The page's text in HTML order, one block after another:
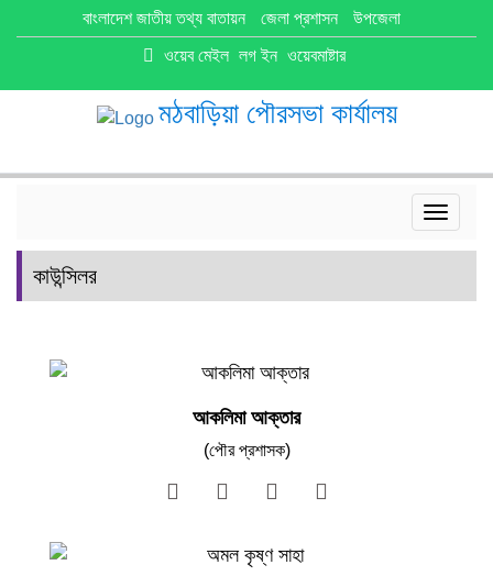
বাংলাদেশ জাতীয় তথ্য বাতায়ন জেলা প্রশাসন
উপজেলা
ওয়েব মেইল লগ ইন ওয়েবমাষ্টার
মঠবাড়িয়া পৌরসভা কার্যালয়
Toggle
কাউন্সিলর
আকলিমা আক্তার
(পৌর প্রশাসক)